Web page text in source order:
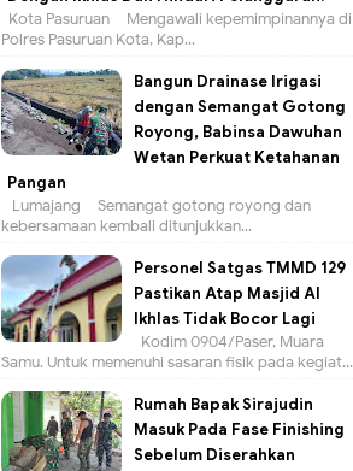
Kota Pasuruan – Mengawali kepemimpinannya di
Polres Pasuruan Kota, Kap...
Bangun Drainase Irigasi
dengan Semangat Gotong
Royong, Babinsa Dawuhan
Wetan Perkuat Ketahanan
Pangan
Lumajang – Semangat gotong royong dan
kebersamaan kembali ditunjukkan...
Personel Satgas TMMD 129
Pastikan Atap Masjid Al
Ikhlas Tidak Bocor Lagi
Kodim 0904/Paser, Muara
Samu. Untuk memenuhi sasaran fisik pada kegiat...
Rumah Bapak Sirajudin
Masuk Pada Fase Finishing
Sebelum Diserahkan